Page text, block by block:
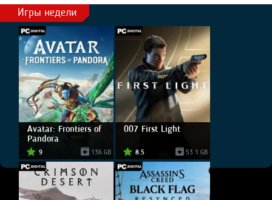
Игры недели
Avatar: Frontiers of
Pandora
9 136 GB
007 First Light
8.5 53.1 GB